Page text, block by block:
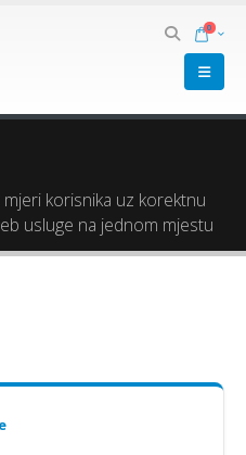
0
korisnika uz korektnu
usluge na jednom mjestu